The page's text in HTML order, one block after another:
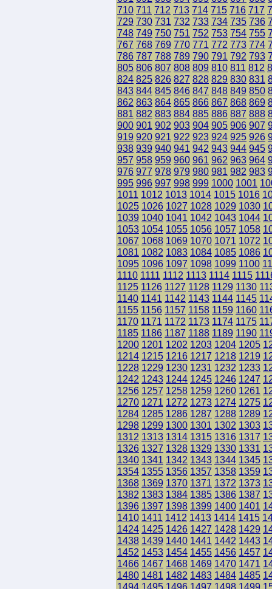
710 711 712 713 714 715 716 717
729 730 731 732 733 734 735 736
748 749 750 751 752 753 754 755
767 768 769 770 771 772 773 774
786 787 788 789 790 791 792 793
805 806 807 808 809 810 811 812
824 825 826 827 828 829 830 831
843 844 845 846 847 848 849 850
862 863 864 865 866 867 868 869
881 882 883 884 885 886 887 888
900 901 902 903 904 905 906 907
919 920 921 922 923 924 925 926
938 939 940 941 942 943 944 945
957 958 959 960 961 962 963 964
976 977 978 979 980 981 982 983
995 996 997 998 999 1000 1001
1011 1012 1013 1014 1015 1016
1025 1026 1027 1028 1029 1030
1039 1040 1041 1042 1043 1044
1053 1054 1055 1056 1057 1058
1067 1068 1069 1070 1071 1072
1081 1082 1083 1084 1085 1086
1095 1096 1097 1098 1099 1100
1110 1111 1112 1113 1114 1115
1125 1126 1127 1128 1129 1130
1140 1141 1142 1143 1144 1145
1155 1156 1157 1158 1159 1160
1170 1171 1172 1173 1174 1175
1185 1186 1187 1188 1189 1190
1200 1201 1202 1203 1204 1205
1214 1215 1216 1217 1218 1219
1228 1229 1230 1231 1232 1233
1242 1243 1244 1245 1246 1247
1256 1257 1258 1259 1260 1261
1270 1271 1272 1273 1274 1275
1284 1285 1286 1287 1288 1289
1298 1299 1300 1301 1302 1303
1312 1313 1314 1315 1316 1317
1326 1327 1328 1329 1330 1331
1340 1341 1342 1343 1344 1345
1354 1355 1356 1357 1358 1359
1368 1369 1370 1371 1372 1373
1382 1383 1384 1385 1386 1387
1396 1397 1398 1399 1400 1401
1410 1411 1412 1413 1414 1415
1424 1425 1426 1427 1428 1429
1438 1439 1440 1441 1442 1443
1452 1453 1454 1455 1456 1457
1466 1467 1468 1469 1470 1471
1480 1481 1482 1483 1484 1485
1494 1495 1496 1497 1498 1499